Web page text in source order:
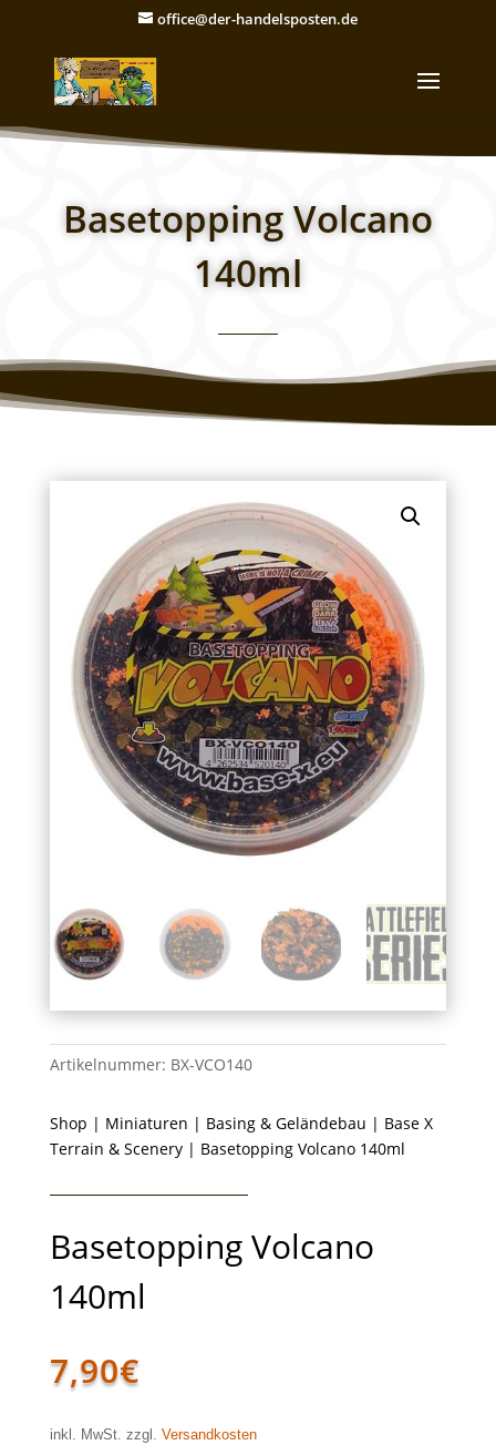
office@der-handelsposten.de
Basetopping Volcano
140ml
Artikelnummer: BX-VCO140
Shop | Miniaturen | Basing & Geländebau | Base X
Terrain & Scenery| Basetopping Volcano 140ml
Basetopping Volcano
140ml
7,90€
inkl. MwSt. zzgl. Versandkosten